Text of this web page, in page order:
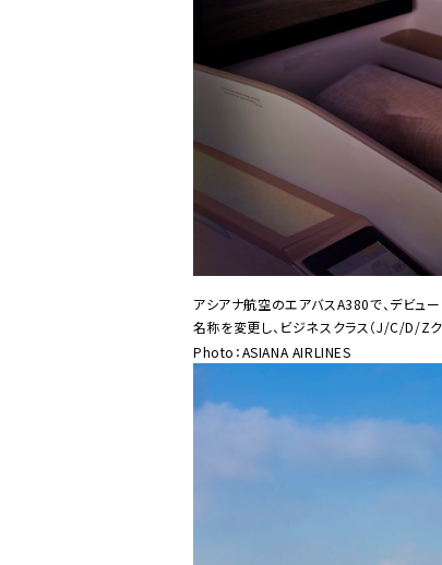
アシアナ航空のエアバスA380で、デビュー
名称を変更し、ビジネスクラス（J/C/D/Z
Photo：ASIANA AIRLINES